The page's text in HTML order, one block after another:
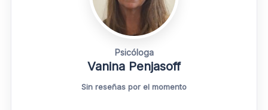
Psicóloga
Vanina Penjasoff
Sin reseñas por el momento